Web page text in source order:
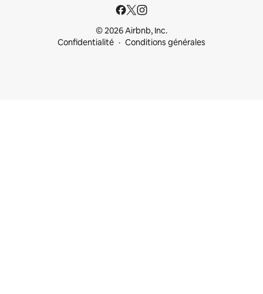
© 2026 Airbnb, Inc.
Confidentialité
Conditions générales